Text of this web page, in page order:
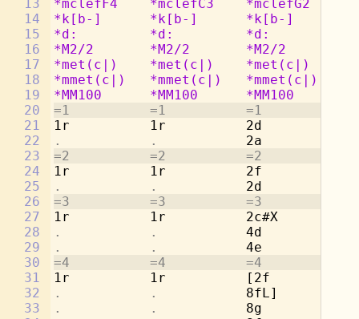
13
14
15
16
17
18
19
20
21
22
23
24
25
26
27
28
29
30
31
32
33
*mclefF4
*mclefC3 *mclefG2
*k[b-]
*k[b-] *k[b-]
*d:
*d: *d:
*M2/2
*M2/2 *M2/2
*met(c|)
*met(c|) *met(c|)
*mmet(c|)
*mmet(c|) *mmet(c|)
*MM100
*MM100 *MM100
=1          =1          =1          =1
1r          1r          2d          1r
.           . 2a
=2          =2          =2          =2
1r          1r          2f          1r
.           . 2d
=3          =3          =3          =3
1r          1r          2c#X        1r
.           . 4d
.           . 4e
=4          =4          =4          =4
1r          1r          [2f         1r
.           . 8fL]
.           . 8g